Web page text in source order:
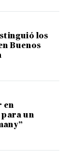
los
Buenos
en
para un